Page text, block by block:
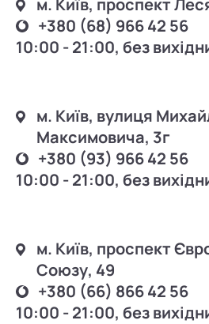
м. Київ, проспект
+380 (68) 966 42 56
10:00 - 21:00, без
м. Київ, вулиця
Максимовича, 3г
+380 (93) 966 42 56
10:00 - 21:00, без
м. Київ, проспект
Союзу, 49
+380 (66) 866 42 56
10:00 - 21:00, без